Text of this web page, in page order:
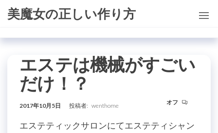
ン美魔女の正しい作り方
エステは機械がすごい
だけ！？
2017年10月5日 投稿者: wenthome オフ
エステティックサロンにてエステティシャン